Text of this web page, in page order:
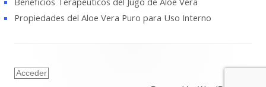
Propiedades del Aloe Vera Puro para Uso Interno
Acceder